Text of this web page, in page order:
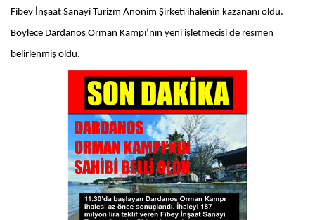
Fibey İnşaat Sanayi Turizm Anonim Şirketi ihalenin kazananı oldu.
Böylece Dardanos Orman Kampı’nın yeni işletmecisi de resmen
belirlenmiş oldu.